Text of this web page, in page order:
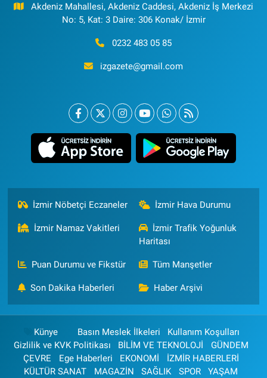
Akdeniz Mahallesi, Akdeniz Caddesi, Akdeniz İş Merkezi
No: 5, Kat: 3 Daire: 306 Konak/ İzmir
0232 483 05 85
izgazete@gmail.com
İzmir Nöbetçi Eczaneler İzmir Hava Durumu
İzmir Namaz Vakitleri
İzmir Trafik Yoğunluk
Haritası
Puan Durumu ve Fikstür Tüm Manşetler
Son Dakika Haberleri Haber Arşivi
Künye Basın Meslek İlkeleri
Kullanım Koşulları
Gizlilik ve KVK Politikası
BİLİM VE TEKNOLOJİ
GÜNDEM
ÇEVRE
Ege Haberleri EKONOMİ
İZMİR HABERLERİ
KÜLTÜR SANAT
MAGAZİN SAĞLIK SPOR YAŞAM